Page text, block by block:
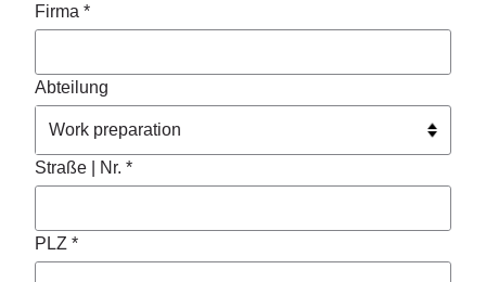
Firma *
Abteilung
Straße | Nr. *
PLZ *